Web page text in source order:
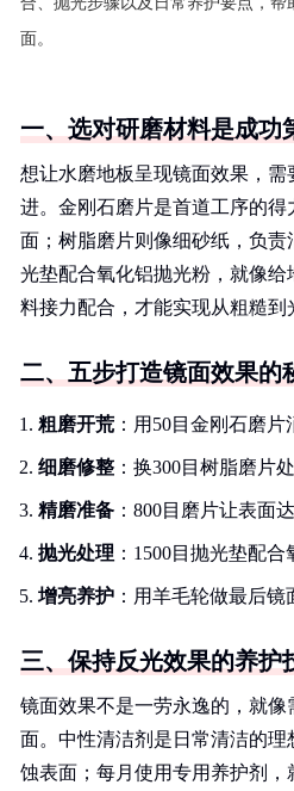
面。
一、选对研磨材料是成功
想让水磨地板呈现镜面效果，需
进。金刚石磨片是首道工序的
面；树脂磨片则像细砂纸，负
光垫配合氧化铝抛光粉，就像
料接力配合，才能实现从粗糙到
二、五步打造镜面效果的
粗磨开荒 ：用50目金刚石磨
细磨修整 ：换300目树脂磨片
精磨准备 ：800目磨片让表面
抛光处理 ：1500目抛光垫配
增亮养护 ：用羊毛轮做最后镜
三、保持反光效果的养护
镜面效果不是一劳永逸的，就像
面。中性清洁剂是日常清洁的
蚀表面；每月使用专用养护剂